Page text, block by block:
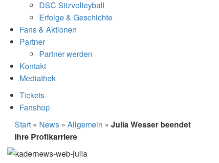
DSC Sitzvolleyball
Erfolge & Geschichte
Fans & Aktionen
Partner
Partner werden
Kontakt
Mediathek
Tickets
Fanshop
Start » News » Allgemein » Julia Wesser beendet
ihre Profikarriere